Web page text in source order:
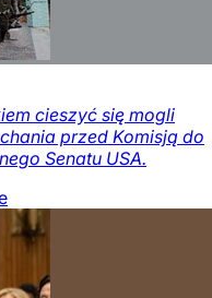
cieszyć się mogli
przed Komisją do
Senatu USA.